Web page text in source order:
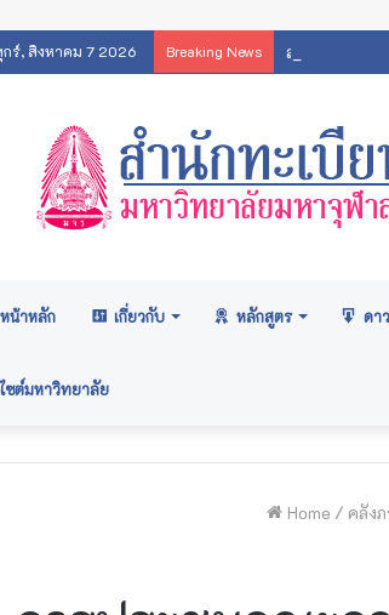
กร์, สิงหาคม 7 2026 Breaking News สารสนเทศส
หน้าหลัก เกี่ยวกับ หลักสูตร ดา
ซต์มหาวิทยาลัย
Home / คลัง